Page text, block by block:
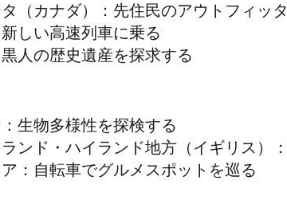
タ（カナダ）：先住民のアウトフィッ
新しい高速列車に乗る
黒人の歴史遺産を探求する
：生物多様性を探検する
ランド・ハイランド地方（イギリス）：
： 自転車でグルメスポットを巡る